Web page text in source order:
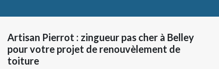
Artisan Pierrot : zingueur pas cher à Belley
pour votre projet de renouvèlement de
toiture